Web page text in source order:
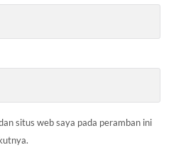
situs web saya pada peramban ini